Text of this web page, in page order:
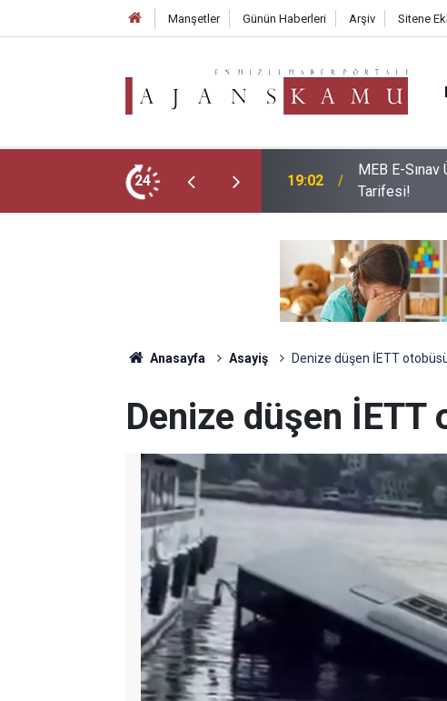
Manşetler Günün Haberleri Arşiv Sitene
24
Belli Oldu: İşte 10-16 Ağustos
18:10
Yeni
Uygulanacak!
Anasayfa Asayiş Denize düşen İETT
Denize düşen İETT